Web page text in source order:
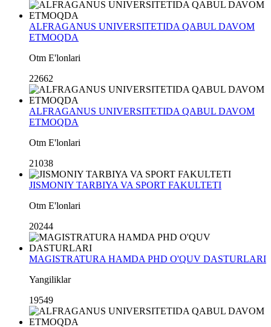
ALFRAGANUS UNIVERSITETIDA QABUL DAVOM
ETMOQDA
Otm E'lonlari
22662
ALFRAGANUS UNIVERSITETIDA QABUL DAVOM
ETMOQDA
Otm E'lonlari
21038
JISMONIY TARBIYA VA SPORT FAKULTETI
Otm E'lonlari
20244
MAGISTRATURA HAMDA PHD O'QUV DASTURLARI
Yangiliklar
19549